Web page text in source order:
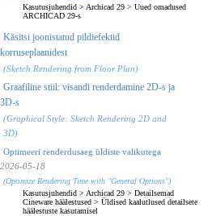
Kasutusjuhendid > Archicad 29 > Uued omadused
ARCHICAD 29-s
Käsitsi joonistatud pildiefektid
korruseplaanidest
(Sketch Rendering from Floor Plan)
Graafiline stiil: visandi renderdamine 2D-s ja
3D-s
(Graphical Style: Sketch Rendering 2D and
3D)
Optimeeri renderdusaeg üldiste valikutega
2026-05-18
(Optimize Rendering Time with "General Options")
Kasutusjuhendid > Archicad 29 > Detailsemad
Cineware häälestused > Üldised kaalutlused detailsete
häälestuste kasutamisel